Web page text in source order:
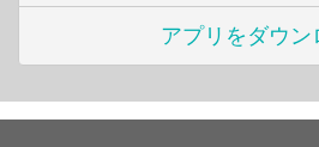
アプリをダウン